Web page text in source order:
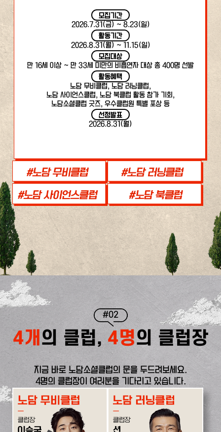
모집기간
2026.7.31(금) ~ 8.23(일)
활동기간
2026.8.31(월) ~ 11.15(일)
모집대상
만 16세 이상 ~ 만 33세 미만의 비흡연자 대상 총 400명 선발
활동혜택
노담 무비클럽, 노담 러닝클럽,
노담 사이언스클럽, 노담 북클럽 활동 참가 기회,
노담소셜클럽 굿즈, 우수클럽원 특별 포상 등
선정발표
2026.8.31(월)
#02
4개 의 클럽, 4명의 클럽장
지금 바로 노담소셜클럽의 문을 두드려보세요.
4명의 클럽장이 여러분을 기다리고 있습니다.